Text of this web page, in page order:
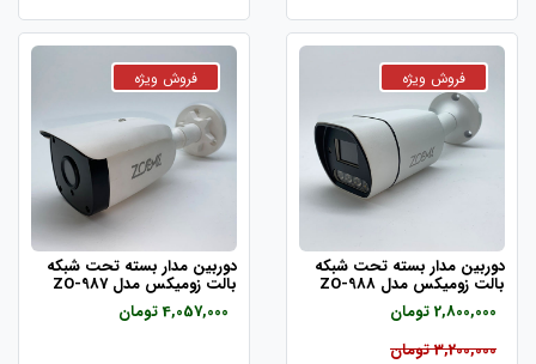
دوربین مدار بسته تحت شبکه
بالت زومیکس مدل ZO-988
2,800,000 تومان
3,200,000 تومان
دوربین مدار بسته تحت شبکه
بالت زومیکس مدل ZO-987
4,057,000 تومان